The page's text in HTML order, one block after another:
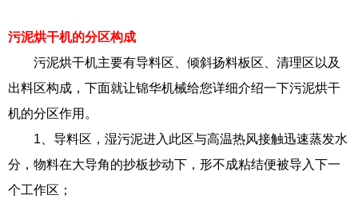
污泥烘干机的分区构成
污泥烘干机主要有导料区、倾斜扬料板区、清理区以及
出料区构成，下面就让锦华机械给您详细介绍一下污泥烘干
机的分区作用。
1、导料区，湿污泥进入此区与高温热风接触迅速蒸发水
分，物料在大导角的抄板抄动下，形不成粘结便被导入下一
个工作区；